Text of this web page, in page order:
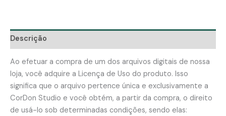
-
Apostila
modelagem
em
PDF
quantidade
Descrição
Ao efetuar a compra de um dos arquivos digitais de nossa
loja, você adquire a Licença de Uso do produto. Isso
significa que o arquivo pertence única e exclusivamente a
CorDon Studio e você obtém, a partir da compra, o direito
de usá-lo sob determinadas condições, sendo elas: